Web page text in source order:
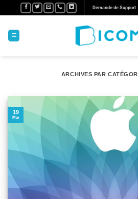
Demande de Support
ARCHIVES PAR
19
Mar